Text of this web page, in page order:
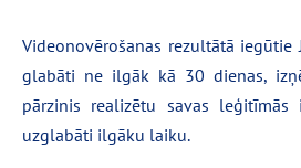
Videonovērošanas rezultātā iegūtie
glabāti ne ilgāk kā 30 dienas,
pārzinis realizētu savas
uzglabāti ilgāku laiku.